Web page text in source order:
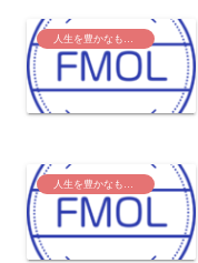
人生を豊かなものに